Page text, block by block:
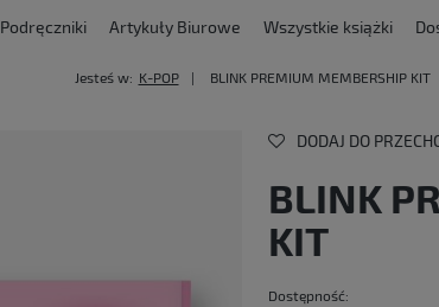
Podręczniki Artykuły Biurowe Wszystkie książki
Jesteś w: K-POP BLINK PREMIUM MEMBERSHIP KIT
DODAJ DO
BLINK
KIT
Dostępność: